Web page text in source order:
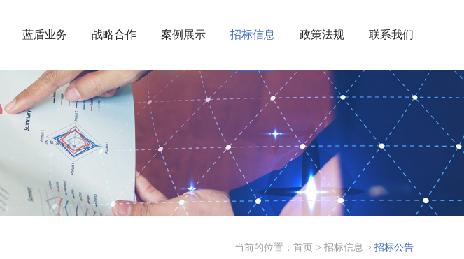
蓝盾业务 战略合作 案例展示 招标信息 政策法规 联系我们
当前的位置： 首页 > 招标信息 > 招标公告